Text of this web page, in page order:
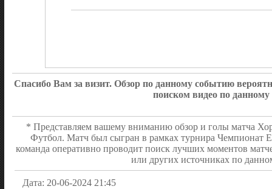
Спасибо Вам за визит. Обзор по данному событию
поиском видео по
* Представляем вашему вниманию обзор и голы матча
Футбол. Матч был сыгран в рамках турнира Чемпионат
команда оперативно проводит поиск лучших моментов
или других источниках по
Дата: 20-06-2024 21:45